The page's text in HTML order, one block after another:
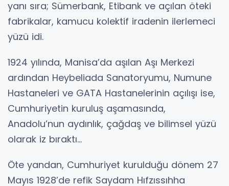
yanı sıra; Sümerbank, Etibank ve açılan öteki
fabrikalar, kamucu kolektif iradenin ilerlemeci
yüzü idi.
1924 yılında, Manisa’da aşılan Aşı Merkezi
ardından Heybeliada Sanatoryumu, Numune
Hastaneleri ve GATA Hastanelerinin açılışı ise,
Cumhuriyetin kuruluş aşamasında,
Anadolu’nun aydınlık, çağdaş ve bilimsel yüzü
olarak iz bıraktı...
Öte yandan, Cumhuriyet kurulduğu dönem 27
Mayıs 1928’de refik Saydam Hıfzıssıhha